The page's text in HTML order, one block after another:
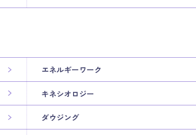
エネルギーワーク
キネシオロジー
ダウジング